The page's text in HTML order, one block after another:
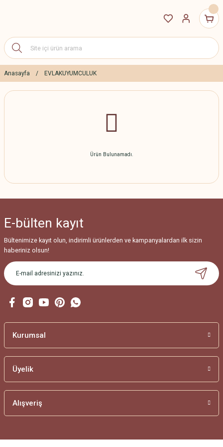
Anasayfa EVLAKUYUMCULUK
Ürün Bulunamadı.
E-bülten kayıt
Bültenimize kayıt olun, indirimli ürünlerden ve kampanyalardan ilk sizin
haberiniz olsun!
Kurumsal
Üyelik
Alışveriş